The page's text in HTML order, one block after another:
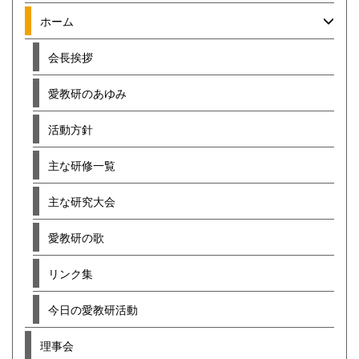
ホーム
会長挨拶
愛教研のあゆみ
活動方針
主な研修一覧
主な研究大会
愛教研の歌
リンク集
今日の愛教研活動
理事会